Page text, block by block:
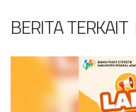
BERITA TERKAIT